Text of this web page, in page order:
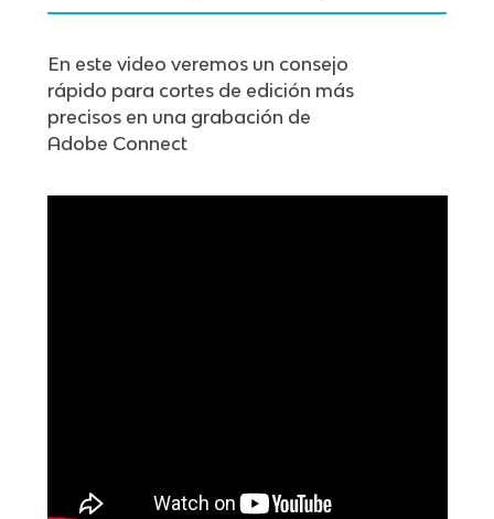
En este video veremos un consejo
rápido para cortes de edición más
precisos en una grabación de
Adobe Connect